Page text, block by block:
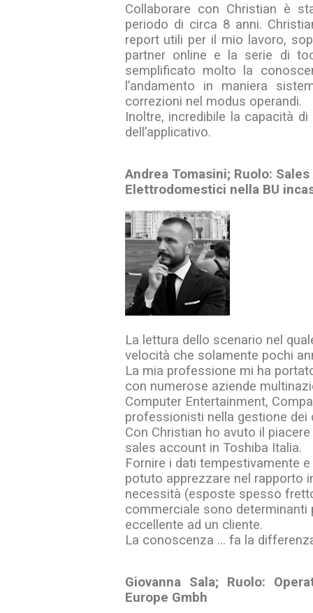
Collaborare con Christian è
periodo di circa 8 anni.
report utili per il mio lavoro,
partner online e la serie di
semplificato molto la
l’andamento in maniera
correzioni nel modus operandi.
Inoltre, incredibile la capacità
dell’applicativo.
Andrea Tomasini; Ruolo:
Elettrodomestici nella BU
La lettura dello scenario nel
velocità che solamente pochi
La mia professione mi ha
con numerose aziende
Computer Entertainment,
professionisti nella gestione dei
Con Christian ho avuto il
sales account in Toshiba Italia.
Fornire i dati tempestivamente
potuto apprezzare nel rapporto
necessità (esposte spesso
commerciale sono
eccellente ad un cliente.
La conoscenza … fa la
Giovanna Sala; Ruolo:
Europe Gmbh